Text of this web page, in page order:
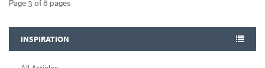
Page 3 of 8 pages
INSPIRATION